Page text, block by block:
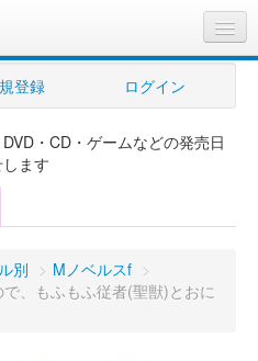
登録 ログイン
・CD・ゲームなどの発売日
ます
別 > Mノベルスf >
、もふもふ従者(聖獣)とおに